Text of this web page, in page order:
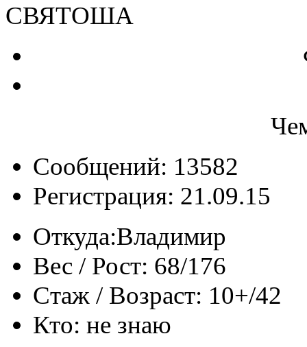
СВЯТОША
Сообщений: 13582
Регистрация: 21.09.15
Откуда:Владимир
Вес / Рост: 68/176
Стаж / Возраст: 10+/42
Кто: не знаю